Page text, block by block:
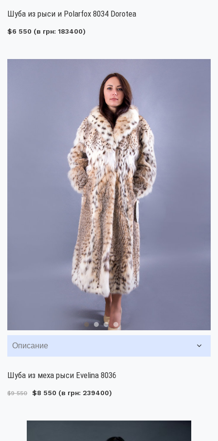
Шуба из рыси и Polarfox 8034 Dorotea
$6 550 (в грн: 183400)
Описание
Шуба из меха рыси Evelina 8036
$9 550 $8 550 (в грн: 239400)